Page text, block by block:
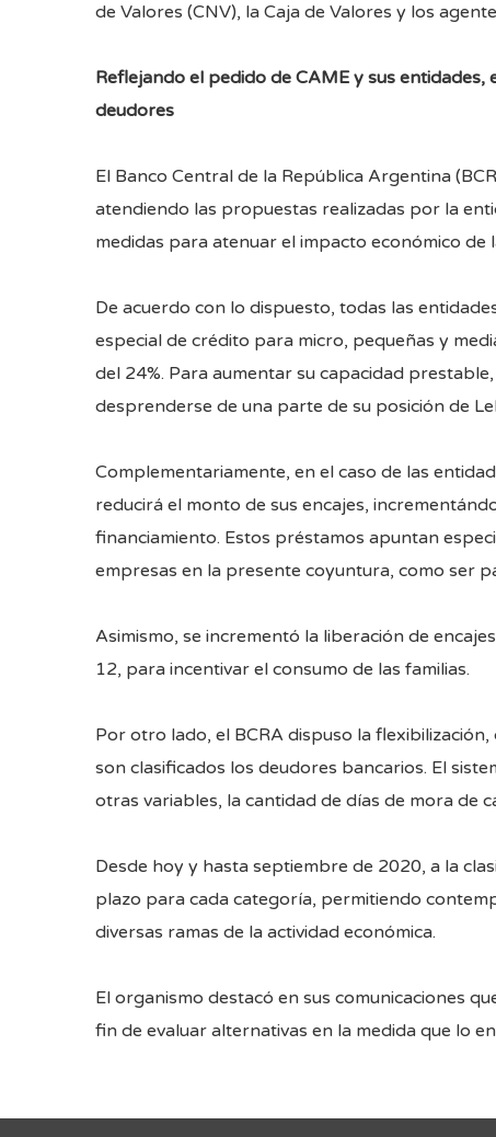
de Valores (CNV), la Caja de Valores y los
Reflejando el pedido de CAME y sus
deudores
El Banco Central de la República Argentina
atendiendo las propuestas realizadas por la
medidas para atenuar el impacto económico de
De acuerdo con lo dispuesto, todas las
especial de crédito para micro, pequeñas y
del 24%. Para aumentar su capacidad
desprenderse de una parte de su posición de
Complementariamente, en el caso de las
reducirá el monto de sus encajes,
financiamiento. Estos préstamos apuntan
empresas en la presente coyuntura, como ser
Asimismo, se incrementó la liberación de
12, para incentivar el consumo de las familias.
Por otro lado, el BCRA dispuso la
son clasificados los deudores bancarios. El
otras variables, la cantidad de días de mora de
Desde hoy y hasta septiembre de 2020, a la
plazo para cada categoría, permitiendo
diversas ramas de la actividad económica.
El organismo destacó en sus comunicaciones
fin de evaluar alternativas en la medida que lo